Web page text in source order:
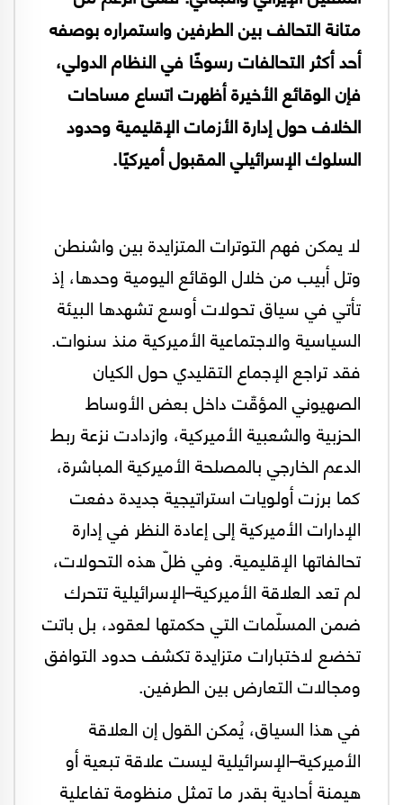
متانة التحالف بين الطرفين واستمراره بوصفه
أحد أكثر التحالفات رسوخًا في النظام الدولي،
فإن الوقائع الأخيرة أظهرت اتساع مساحات
الخلاف حول إدارة الأزمات الإقليمية وحدود
السلوك الإسرائيلي المقبول أميركيًا.
لا يمكن فهم التوترات المتزايدة بين واشنطن
وتل أبيب من خلال الوقائع اليومية وحدها، إذ
تأتي في سياق تحولات أوسع تشهدها البيئة
السياسية والاجتماعية الأميركية منذ سنوات.
فقد تراجع الإجماع التقليدي حول الكيان
الصهيوني المؤقّت داخل بعض الأوساط
الحزبية والشعبية الأميركية، وازدادت نزعة ربط
الدعم الخارجي بالمصلحة الأميركية المباشرة،
كما برزت أولويات استراتيجية جديدة دفعت
الإدارات الأميركية إلى إعادة النظر في إدارة
تحالفاتها الإقليمية. وفي ظلّ هذه التحولات،
لم تعد العلاقة الأميركية–الإسرائيلية تتحرك
ضمن المسلّمات التي حكمتها لعقود، بل باتت
تخضع لاختبارات متزايدة تكشف حدود التوافق
ومجالات التعارض بين الطرفين.
في هذا السياق، يُمكن القول إن العلاقة
الأميركية–الإسرائيلية ليست علاقة تبعية أو
هيمنة أحادية بقدر ما تمثل منظومة تفاعلية